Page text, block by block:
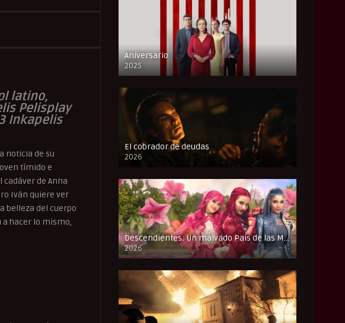
latino,
Pelisplay
Inkapelis
noticia de su
tímido e
de Anna
Iván quiere ver
belleza del cuerpo
a hacer lo mismo,
Aniversario
2025
FULL HD
El cobrador de deudas
2026
FULL HD
Descendientes: Un malvado País de las Maravillas
2026
FULL HD